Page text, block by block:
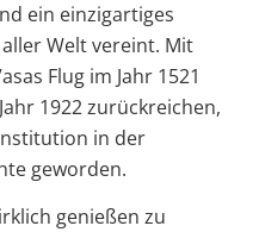
ein einzigartiges
Welt vereint. Mit
Flug im Jahr 1521
1922 zurückreichen,
in der
geworden.
genießen zu